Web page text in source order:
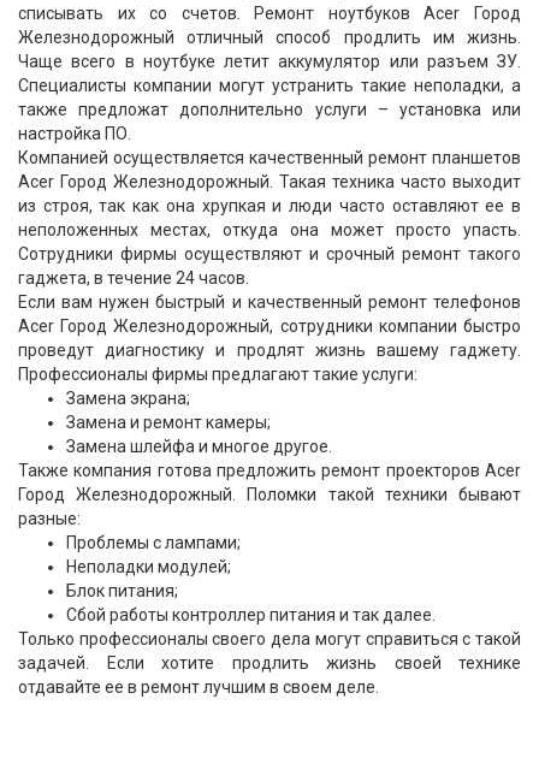
списывать их со счетов. Ремонт ноутбуков Acer Город
Железнодорожный отличный способ продлить им жизнь.
Чаще всего в ноутбуке летит аккумулятор или разъем ЗУ.
Специалисты компании могут устранить такие неполадки, а
также предложат дополнительно услуги – установка или
настройка ПО.
Компанией осуществляется качественный ремонт планшетов
Acer Город Железнодорожный. Такая техника часто выходит
из строя, так как она хрупкая и люди часто оставляют ее в
неположенных местах, откуда она может просто упасть.
Сотрудники фирмы осуществляют и срочный ремонт такого
гаджета, в течение 24 часов.
Если вам нужен быстрый и качественный ремонт телефонов
Acer Город Железнодорожный, сотрудники компании быстро
проведут диагностику и продлят жизнь вашему гаджету.
Профессионалы фирмы предлагают такие услуги:
Замена экрана;
Замена и ремонт камеры;
Замена шлейфа и многое другое.
Также компания готова предложить ремонт проекторов Acer
Город Железнодорожный. Поломки такой техники бывают
разные:
Проблемы с лампами;
Неполадки модулей;
Блок питания;
Сбой работы контроллер питания и так далее.
Только профессионалы своего дела могут справиться с такой
задачей. Если хотите продлить жизнь своей технике
отдавайте ее в ремонт лучшим в своем деле.